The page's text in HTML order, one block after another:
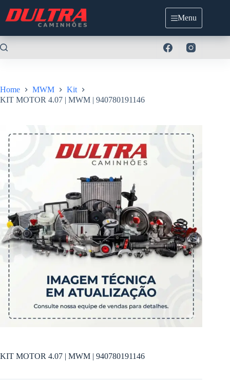
para
Menu
Home MWM
Kit
KIT MOTOR 4.07 | MWM | 940780191146
KIT MOTOR 4.07 | MWM | 940780191146